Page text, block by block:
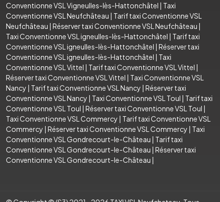
Conventionne VSL Vigneulles-lès-Hattonchâtel | Taxi
Conventionne VSL Neufchâteau | Tarif taxi Conventionne VSL
Neufchâteau | Réserver taxi Conventionne VSL Neufchâteau |
Taxi Conventionne VSL igneulles-lès-Hattonchâtel | Tarif taxi
Conventionne VSL igneulles-lès-Hattonchâtel | Réserver taxi
Conventionne VSL igneulles-lès-Hattonchâtel | Taxi
Conventionne VSL Vittel | Tarif taxi Conventionne VSL Vittel |
Réserver taxi Conventionne VSL Vittel | Taxi Conventionne VSL
Nancy | Tarif taxi Conventionne VSL Nancy | Réserver taxi
Conventionne VSL Nancy | Taxi Conventionne VSL Toul | Tarif taxi
Conventionne VSL Toul | Réserver taxi Conventionne VSL Toul |
Taxi Conventionne VSL Commercy | Tarif taxi Conventionne VSL
Commercy | Réserver taxi Conventionne VSL Commercy | Taxi
Conventionne VSL Gondrecourt-le-Château | Tarif taxi
Conventionne VSL Gondrecourt-le-Château | Réserver taxi
Conventionne VSL Gondrecourt-le-Château |